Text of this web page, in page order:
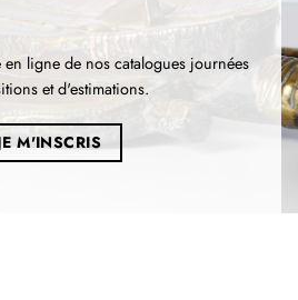
en ligne de nos catalogues journées
et d'estimations.
M'INSCRIS